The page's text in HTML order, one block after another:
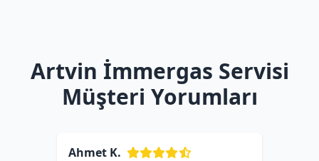
Artvin İmmergas Servisi
Müşteri Yorumları
Ahmet K.